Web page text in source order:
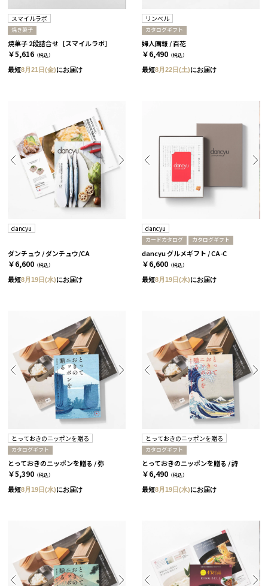
スマイルラボ
焼き菓子
焼菓子 2段詰合せ［スマイルラボ］
￥5,616 （税込）
最短8月21日(金)にお届け
リンベル
カタログギフト
婦人画報 / 百花
￥6,490 （税込）
最短8月22日(土)にお届け
dancyu
ダンチュウ / ダンチュウ/CA
￥6,600 （税込）
最短8月19日(水)にお届け
dancyu
カードカタログ カタログギフト
dancyu グルメギフト / CA-C
￥6,600 （税込）
最短8月19日(水)にお届け
とっておきのニッポンを贈る
カタログギフト
とっておきのニッポンを贈る / 弥
￥5,390 （税込）
最短8月19日(水)にお届け
とっておきのニッポンを贈る
カタログギフト
とっておきのニッポンを贈る / 詩
￥6,490 （税込）
最短8月19日(水)にお届け